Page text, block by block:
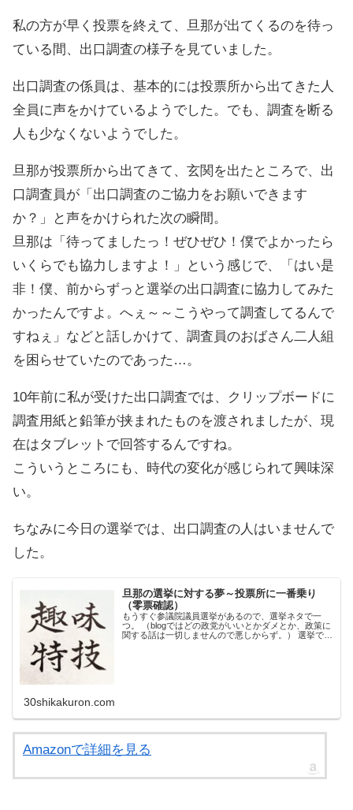
私の方が早く投票を終えて、旦那が出てくるのを待っ
ている間、出口調査の様子を見ていました。
出口調査の係員は、基本的には投票所から出てきた人
全員に声をかけているようでした。でも、調査を断る
人も少なくないようでした。
旦那が投票所から出てきて、玄関を出たところで、出
口調査員が「出口調査のご協力をお願いできます
か？」と声をかけられた次の瞬間。
旦那は「待ってましたっ！ぜひぜひ！僕でよかったら
いくらでも協力しますよ！」という感じで、「はい是
非！僕、前からずっと選挙の出口調査に協力してみた
かったんですよ。へぇ～～こうやって調査してるんで
すねぇ」などと話しかけて、調査員のおばさん二人組
を困らせていたのであった…。
10年前に私が受けた出口調査では、クリップボードに
調査用紙と鉛筆が挟まれたものを渡されましたが、現
在はタブレットで回答するんですね。
こういうところにも、時代の変化が感じられて興味深
い。
ちなみに今日の選挙では、出口調査の人はいませんで
した。
旦那の選挙に対する夢～投票所に一番乗り
（零票確認）
もうすぐ参議院議員選挙があるので、選挙ネタで一
つ。 （blogではどの政党がいいとかダメとか、政策に
関する話は一切しませんので悪しからず。） 選挙で
30shikakuron.com
Amazonで詳細を見る